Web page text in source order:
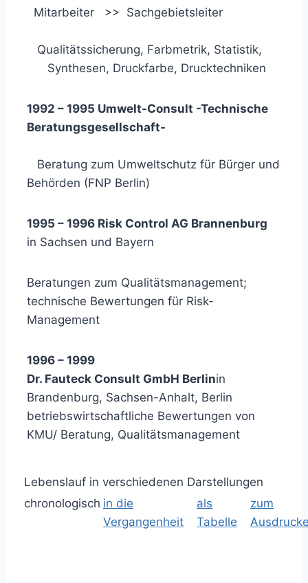
Mitarbeiter >> Sachgebietsleiter
Qualitätssicherung, Farbmetrik, Statistik,
Synthesen, Druckfarbe, Drucktechniken
1992 – 1995 Umwelt-Consult -Technische
Beratungsgesellschaft-
Beratung zum Umweltschutz für Bürger und
Behörden (FNP Berlin)
1995 – 1996 Risk Control AG Brannenburg
in Sachsen und Bayern
Beratungen zum Qualitätsmanagement;
technische Bewertungen für Risk-
Management
1996 – 1999
Dr. Fauteck Consult GmbH Berlinin
Brandenburg, Sachsen-Anhalt, Berlin
betriebswirtschaftliche Bewertungen von
KMU/ Beratung, Qualitätsmanagement
Lebenslauf in verschiedenen Darstellungen
chronologisch in die
Vergangenheit
als
Tabelle
zum